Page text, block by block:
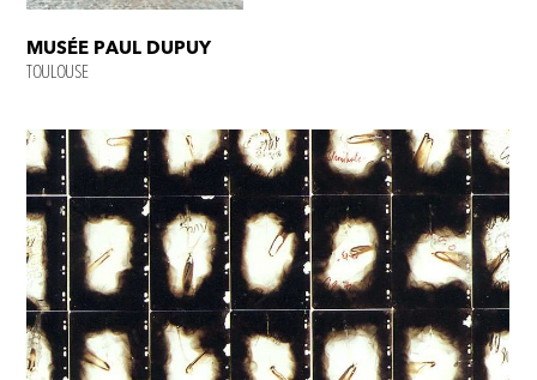
MUSÉE PAUL DUPUY
TOULOUSE